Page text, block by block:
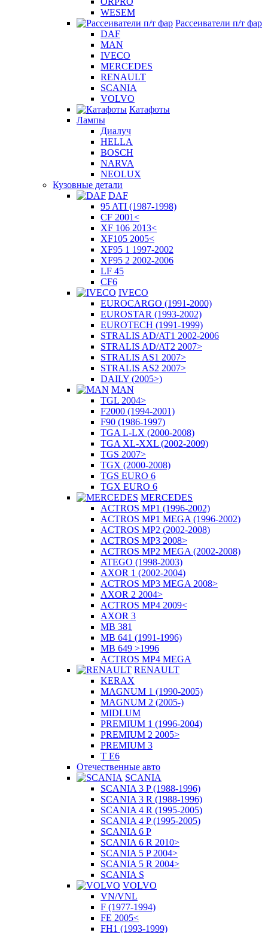
WESEM
Рассеиватели п/т фар
DAF
MAN
IVECO
MERCEDES
RENAULT
SCANIA
VOLVO
Катафоты
Лампы
Диалуч
HELLA
BOSCH
NARVA
NEOLUX
Кузовные детали
DAF
95 ATI (1987-1998)
CF 2001<
XF 106 2013<
XF105 2005<
XF95 1 1997-2002
XF95 2 2002-2006
LF 45
CF6
IVECO
EUROCARGO (1991-2000)
EUROSTAR (1993-2002)
EUROTECH (1991-1999)
STRALIS AD/AT1 2002-2006
STRALIS AD/AT2 2007>
STRALIS AS1 2007>
STRALIS AS2 2007>
DAILY (2005>)
MAN
TGL 2004>
F2000 (1994-2001)
F90 (1986-1997)
TGA L-LX (2000-2008)
TGA XL-XXL (2002-2009)
TGS 2007>
TGX (2000-2008)
TGS EURO 6
TGX EURO 6
MERCEDES
ACTROS MP1 (1996-2002)
ACTROS MP1 MEGA (1996-2002)
ACTROS MP2 (2002-2008)
ACTROS MP3 2008>
ACTROS MP2 MEGA (2002-2008)
ATEGO (1998-2003)
AXOR 1 (2002-2004)
ACTROS MP3 MEGA 2008>
AXOR 2 2004>
ACTROS MP4 2009<
AXOR 3
MB 381
MB 641 (1991-1996)
MB 649 >1996
ACTROS MP4 MEGA
RENAULT
KERAX
MAGNUM 1 (1990-2005)
MAGNUM 2 (2005-)
MIDLUM
PREMIUM 1 (1996-2004)
PREMIUM 2 2005>
PREMIUM 3
T E6
Отечественные авто
SCANIA
SCANIA 3 P (1988-1996)
SCANIA 3 R (1988-1996)
SCANIA 4 R (1995-2005)
SCANIA 4 P (1995-2005)
SCANIA 6 P
SCANIA 6 R 2010>
SCANIA 5 P 2004>
SCANIA 5 R 2004>
SCANIA S
VOLVO
VN/VNL
F (1977-1994)
FE 2005<
FH1 (1993-1999)